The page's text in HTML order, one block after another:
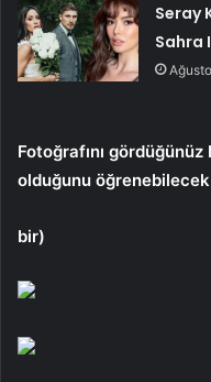
Seray
Sahra
Fotoğrafını
olduğunu
bir)